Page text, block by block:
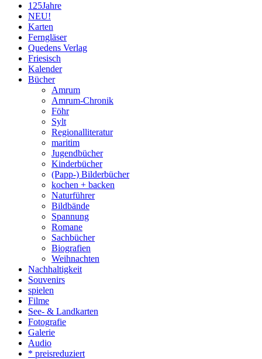
125Jahre
NEU!
Karten
Ferngläser
Quedens Verlag
Friesisch
Kalender
Bücher
Amrum
Amrum-Chronik
Föhr
Sylt
Regionalliteratur
maritim
Jugendbücher
Kinderbücher
(Papp-) Bilderbücher
kochen + backen
Naturführer
Bildbände
Spannung
Romane
Sachbücher
Biografien
Weihnachten
Nachhaltigkeit
Souvenirs
spielen
Filme
See- & Landkarten
Fotografie
Galerie
Audio
* preisreduziert